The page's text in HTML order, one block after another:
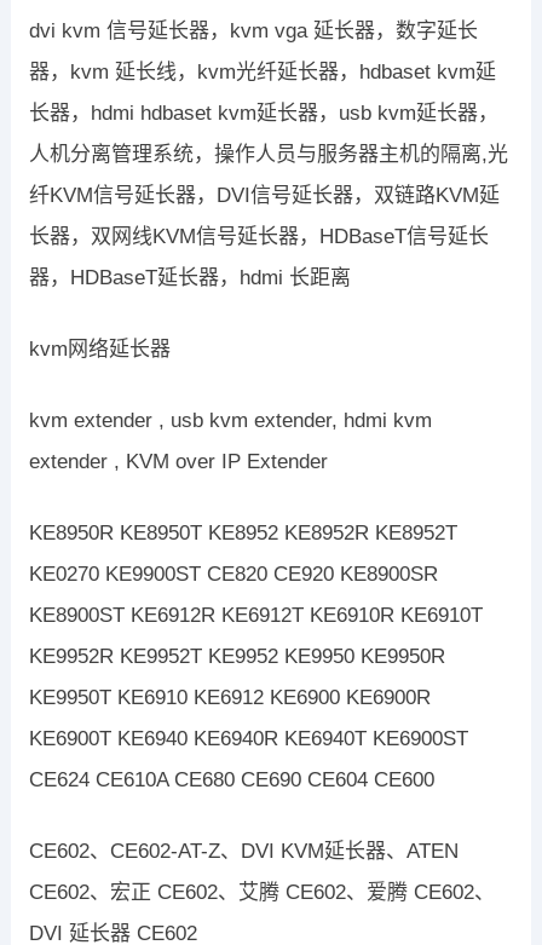
dvi kvm 信号延长器，kvm vga 延长器，数字延长
器，kvm 延长线，kvm光纤延长器，hdbaset kvm延
长器，hdmi hdbaset kvm延长器，usb kvm延长器，
人机分离管理系统，操作人员与服务器主机的隔离,光
纤KVM信号延长器，DVI信号延长器，双链路KVM延
长器，双网线KVM信号延长器，HDBaseT信号延长
器，HDBaseT延长器，hdmi 长距离
kvm网络延长器
kvm extender , usb kvm extender, hdmi kvm
extender , KVM over IP Extender
KE8950R KE8950T KE8952 KE8952R KE8952T
KE0270 KE9900ST CE820 CE920 KE8900SR
KE8900ST KE6912R KE6912T KE6910R KE6910T
KE9952R KE9952T KE9952 KE9950 KE9950R
KE9950T KE6910 KE6912 KE6900 KE6900R
KE6900T KE6940 KE6940R KE6940T KE6900ST
CE624 CE610A CE680 CE690 CE604 CE600
CE602、CE602-AT-Z、DVI KVM延长器、ATEN
CE602、宏正 CE602、艾腾 CE602、爱腾 CE602、
DVI 延长器 CE602